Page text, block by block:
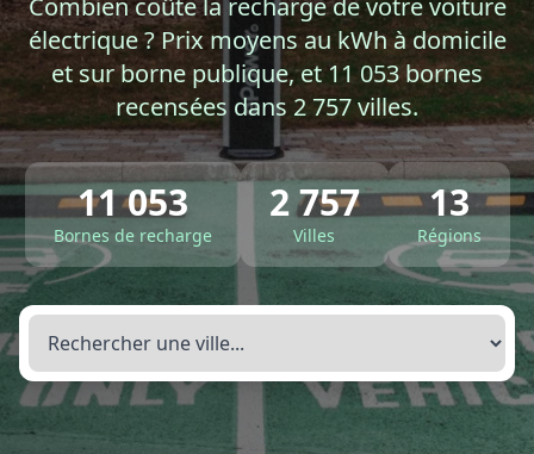
Combien coûte la recharge de votre voiture
électrique ? Prix moyens au kWh à domicile
et sur borne publique, et 11 053 bornes
recensées dans 2 757 villes.
11 053
Bornes de recharge
2 757
Villes
13
Régions